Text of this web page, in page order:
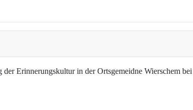
Erinnerungskultur in der Ortsgemeidne Wierschem bei